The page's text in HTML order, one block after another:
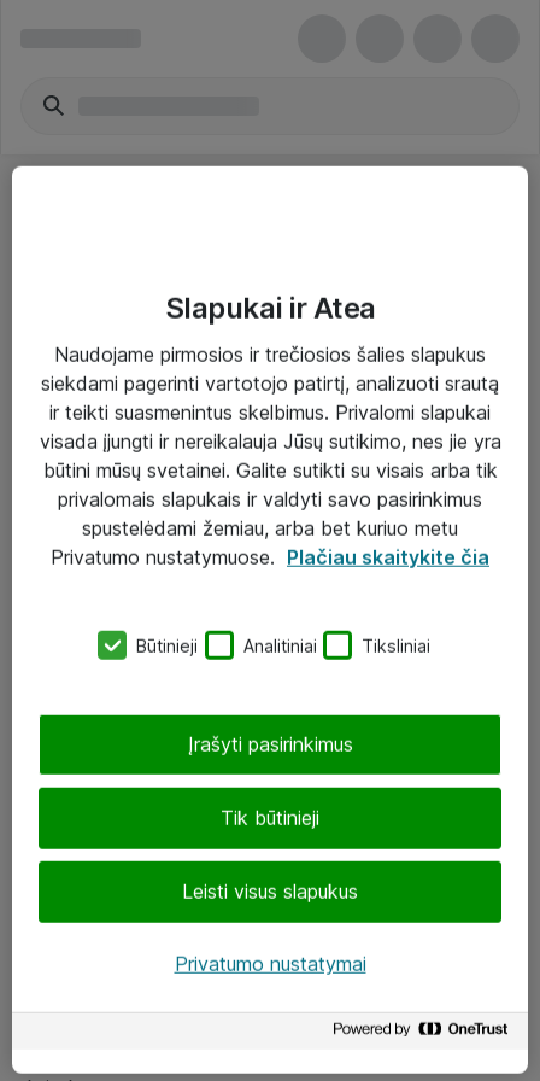
Paslaugos
Sprendimai
Įgyvendinti projektai
Atea ekspertų patarimai verslui
eShop@atea.lt
LinkedIn
Slapukai ir Atea
Naudojame pirmosios ir trečiosios šalies slapukus
siekdami pagerinti vartotojo patirtį, analizuoti srautą
ir teikti suasmenintus skelbimus. Privalomi slapukai
visada įjungti ir nereikalauja Jūsų sutikimo, nes jie yra
būtini mūsų svetainei. Galite sutikti su visais arba tik
privalomais slapukais ir valdyti savo pasirinkimus
spustelėdami žemiau, arba bet kuriuo metu
Privatumo nustatymuose. Plačiau skaitykite čia
Būtinieji Analitiniai Tiksliniai
Tik būtinieji
Leisti visus slapukus
Įrašyti pasirinkimus
Privatumo nustatymai